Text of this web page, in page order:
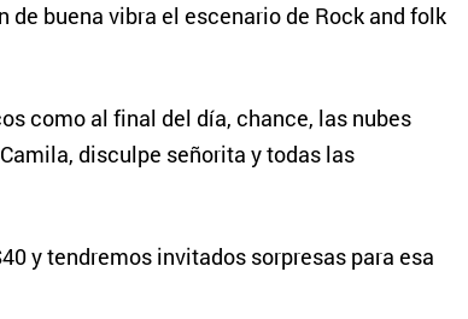
buena vibra el escenario de Rock and folk
como al final del día, chance, las nubes
disculpe señorita y todas las
y tendremos invitados sorpresas para esa